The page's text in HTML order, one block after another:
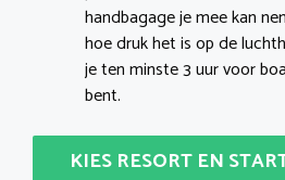
handbagage je mee kan
hoe druk het is op de
je ten minste 3 uur voor
bent.
KIES RESORT EN